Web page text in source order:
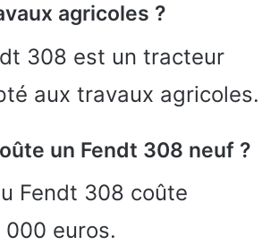
agricoles ?
308 est un tracteur
aux travaux agricoles.
un Fendt 308 neuf ?
Fendt 308 coûte
euros.